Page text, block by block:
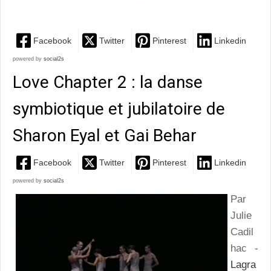
Facebook Twitter Pinterest Linkedin
powered by social2s
Love Chapter 2 : la danse
symbiotique et jubilatoire de
Sharon Eyal et Gai Behar
Facebook Twitter Pinterest Linkedin
powered by social2s
Par
Julie
Cadil
hac -
Lagra